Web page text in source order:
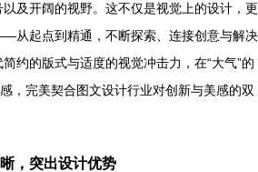
及开阔的视野。这不仅是视觉上的设计，更
从起点到精通，不断探索、连接创意与解决
约的版式与适度的视觉冲击力，在“大气”的
，完美契合图文设计行业对创新与美感的双
，突出设计优势